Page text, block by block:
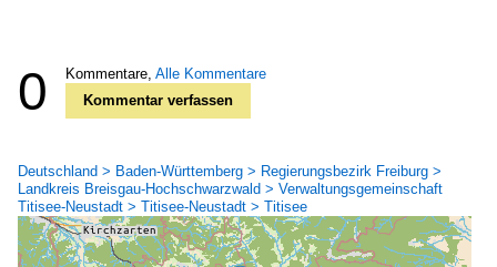
0 Kommentare, Alle Kommentare
Kommentar verfassen
Deutschland > Baden-Württemberg > Regierungsbezirk Freiburg >
Landkreis Breisgau-Hochschwarzwald > Verwaltungsgemeinschaft
Titisee-Neustadt > Titisee-Neustadt > Titisee